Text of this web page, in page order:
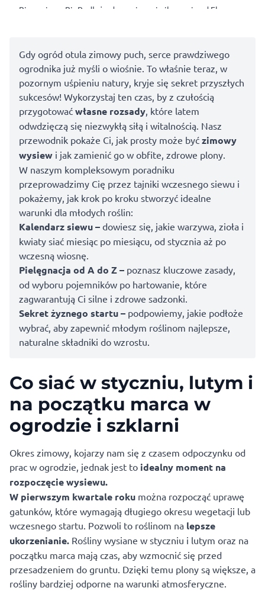
Biowysiew - BioPodłoże do wysiewu i pikowania od Ekagro
Podsumowanie
Gdy ogród otula zimowy puch, serce prawdziwego
ogrodnika już myśli o wiośnie. To właśnie teraz, w
pozornym uśpieniu natury, kryje się sekret przyszłych
sukcesów! Wykorzystaj ten czas, by z czułością
przygotować własne rozsady, które latem
odwdzięczą się niezwykłą siłą i witalnością. Nasz
przewodnik pokaże Ci, jak prosty może być zimowy
wysiew i jak zamienić go w obfite, zdrowe plony.
W naszym kompleksowym poradniku
przeprowadzimy Cię przez tajniki wczesnego siewu i
pokażemy, jak krok po kroku stworzyć idealne
warunki dla młodych roślin:
Kalendarz siewu – dowiesz się, jakie warzywa, zioła i
kwiaty siać miesiąc po miesiącu, od stycznia aż po
wczesną wiosnę.
Pielęgnacja od A do Z – poznasz kluczowe zasady,
od wyboru pojemników po hartowanie, które
zagwarantują Ci silne i zdrowe sadzonki.
Sekret żyznego startu – podpowiemy, jakie podłoże
wybrać, aby zapewnić młodym roślinom najlepsze,
naturalne składniki do wzrostu.
Co siać w styczniu, lutym i
na początku marca w
ogrodzie i szklarni
Okres zimowy, kojarzy nam się z czasem odpoczynku od
prac w ogrodzie, jednak jest to idealny moment na
rozpoczęcie wysiewu.
W pierwszym kwartale roku można rozpocząć uprawę
gatunków, które wymagają długiego okresu wegetacji lub
wczesnego startu. Pozwoli to roślinom na lepsze
ukorzenianie. Rośliny wysiane w styczniu i lutym oraz na
początku marca mają czas, aby wzmocnić się przed
przesadzeniem do gruntu. Dzięki temu plony są większe, a
rośliny bardziej odporne na warunki atmosferyczne.